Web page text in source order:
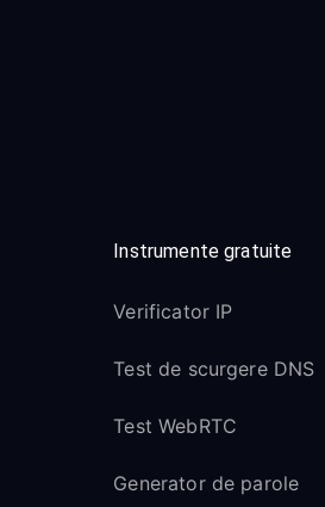
Instrumente gratuite
Verificator IP
Test de scurgere DNS
Test WebRTC
Generator de parole